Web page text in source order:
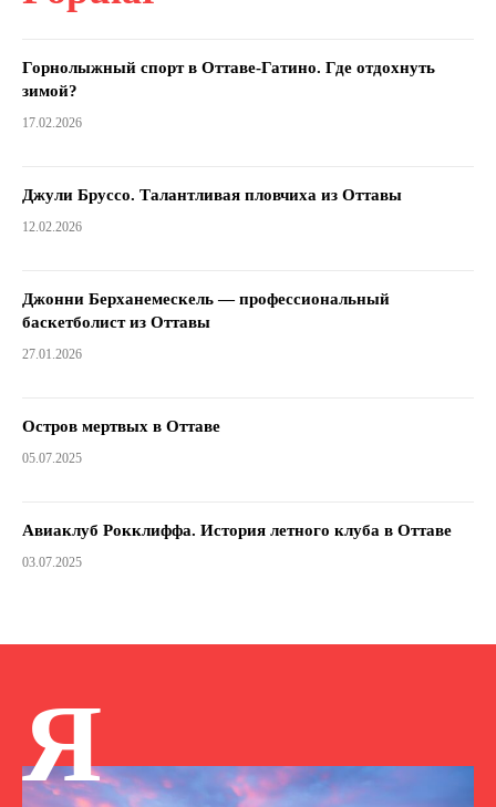
Горнолыжный спорт в Оттаве-Гатино. Где отдохнуть
зимой?
17.02.2026
Джули Бруссо. Талантливая пловчиха из Оттавы
12.02.2026
Джонни Берханемескель — профессиональный
баскетболист из Оттавы
27.01.2026
Остров мертвых в Оттаве
05.07.2025
Авиаклуб Рокклиффа. История летного клуба в Оттаве
03.07.2025
Я